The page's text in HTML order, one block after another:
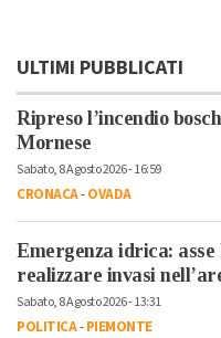
ULTIMI PUBBLICATI
Ripreso l’incendio
Mornese
Sabato, 8 Agosto 2026 - 16:59
CRONACA-OVADA
Emergenza idrica:
realizzare invasi
Sabato, 8 Agosto 2026 - 13:31
POLITICA-PIEMONTE